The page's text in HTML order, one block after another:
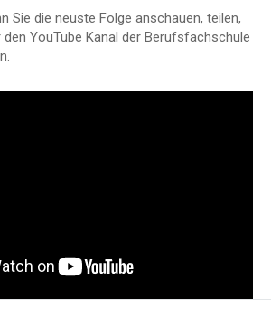
Sie die neuste Folge anschauen, teilen,
YouTube Kanal der Berufsfachschule